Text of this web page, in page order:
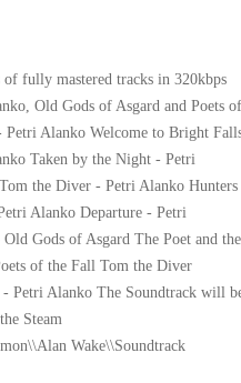
fully mastered tracks in 320kbps
Old Gods of Asgard and Poets of
Alanko Welcome to Bright
Taken by the Night - Petri
the Diver - Petri Alanko
Alanko Departure - Petri
Gods of Asgard The Poet and the
of the Fall Tom the Diver
Petri Alanko The Soundtrack will
Steam
Wake\\Soundtrack